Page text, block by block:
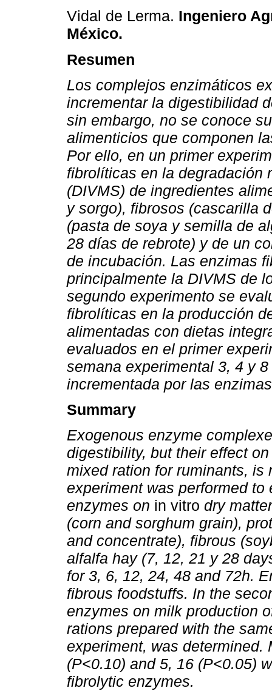
Vidal de Lerma. Ingeniero
México.
Resumen
Los complejos enzimáticos
incrementar la digestibilidad
sin embargo, no se conoce
alimenticios que componen
Por ello, en un primer
fibrolíticas en la degradación
(DIVMS) de ingredientes
y sorgo), fibrosos (cascarilla
(pasta de soya y semilla de
28 días de rebrote) y de un
de incubación. Las enzimas
principalmente la DIVMS de
segundo experimento se
fibrolíticas en la producción
alimentadas con dietas
evaluados en el primer
semana experimental 3, 4 y
incrementada por las
Summary
Exogenous enzyme
digestibility, but their effect
mixed ration for ruminants, is
experiment was performed
enzymes on in vitro dry
(corn and sorghum grain),
and concentrate), fibrous
alfalfa hay (7, 12, 21 y 28
for 3, 6, 12, 24, 48 and 72h.
fibrous foodstuffs. In the
enzymes on milk production
rations prepared with the
experiment, was determined.
(P<0.10) and 5, 16 (P<0.05)
fibrolytic enzymes.